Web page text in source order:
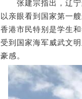
张建宗指出，辽宁
以亲眼看到国家第一
香港市民特别是学生
受到国家海军威武文
豪感。